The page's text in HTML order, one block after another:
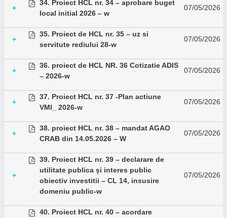
+
34. Proiect HCL nr. 34 – aprobare buget
local initial 2026 – w
07/05/2026
+
35. Proiect de HCL nr. 35 – uz si
servitute rediului 28-w
07/05/2026
+
36. proiect de HCL NR. 36 Cotizatie ADIS
– 2026-w
07/05/2026
+
37. Proiect HCL nr. 37 -Plan actiune
VMI_ 2026-w
07/05/2026
+
38. proiect HCL nr. 38 – mandat AGAO
CRAB din 14.05.2026 – W
07/05/2026
+
39. Proiect HCL nr. 39 – declarare de
utilitate publica și interes public
obiectiv investitii – CL 14, insusire
domeniu public-w
07/05/2026
40. Proiect HCL nr. 40 – acordare